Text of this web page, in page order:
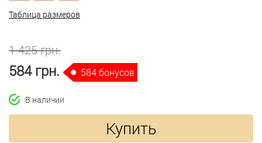
Таблица размеров
1 425 грн.
584 грн. 584 бонусов
В наличии
Купить